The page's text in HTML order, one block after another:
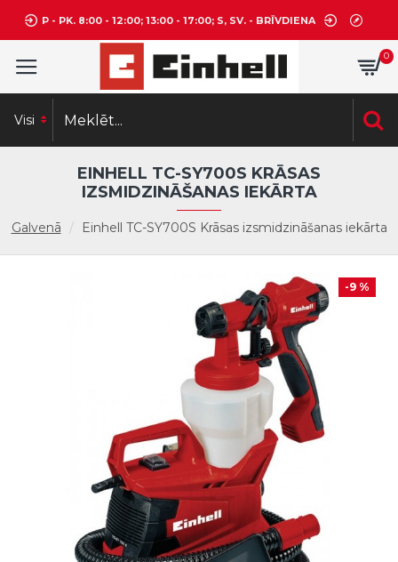
P - PK. 8:00 - 12:00; 13:00 - 17:00; S, SV. - BRĪVDIENA
0
Visi
Galvenā Einhell TC-SY700S Krāsas izsmidzināšanas iekārta
EINHELL TC-SY700S KRĀSAS
IZSMIDZINĀŠANAS IEKĀRTA
-9 %